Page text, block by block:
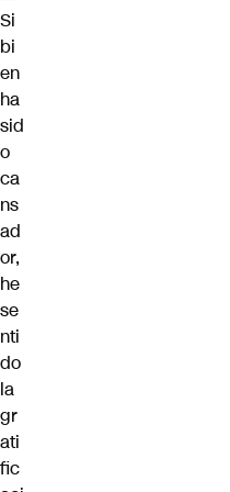
Si
bi
en
ha
sid
o
ca
ns
ad
or,
he
se
nti
do
la
gr
ati
fic